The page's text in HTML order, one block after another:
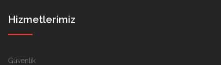
Hizmetlerimiz
Güvenlik